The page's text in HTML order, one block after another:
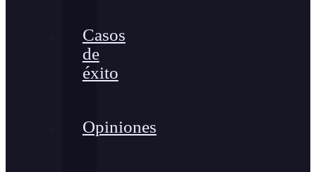
Casos
de
éxito
Opiniones